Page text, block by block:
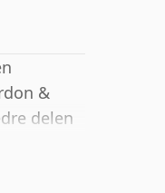
&
delen
för att
några